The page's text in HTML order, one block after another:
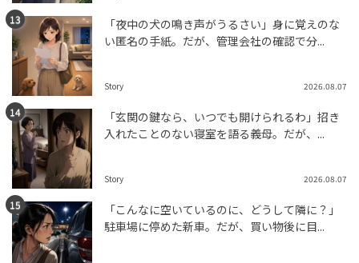
「夜中の犬の鳴き声がうるさい」身に覚えのな
い匿名の手紙。だが、管理会社の確認で分...
Story 2026.08.07
「玄関の鍵なら、いつでも開けられるわ」招き
入れたことのない寝室を語る義母。だが、...
Story 2026.08.07
「こんなに空いているのに、どうして隣に？」
駐車場に停めた新車。だが、買い物後に目...